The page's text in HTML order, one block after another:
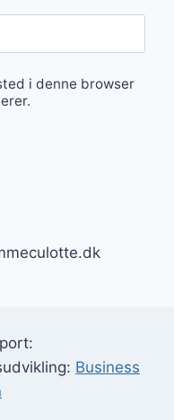
i denne browser
Business